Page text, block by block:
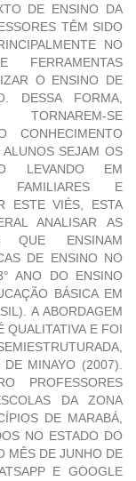
DE ENSINO DA
TÊM SIDO
NO
O ENSINO DE
DESSA FORMA,
SE
CONHECIMENTO
SEJAM OS
LEVANDO EM
FAMILIARES E
ESTE VIÉS, ESTA
ANALISAR AS
QUE ENSINAM
DE ENSINO NO
ANO DO ENSINO
BÁSICA EM
A ABORDAGEM
QUALITATIVA E FOI
DE MINAYO (2007).
PROFESSORES
DA ZONA
DE MARABÁ,
NO ESTADO DO
MÊS DE JUNHO DE
E GOOGLE